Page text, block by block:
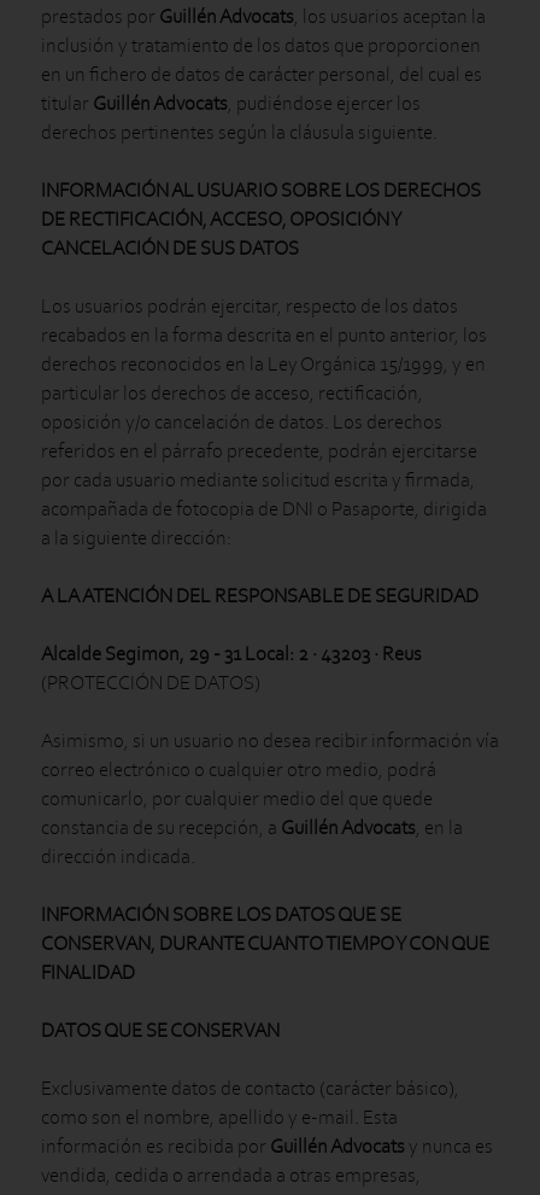
prestados por Guillén Advocats , los usuarios aceptan la
inclusión y tratamiento de los datos que proporcionen
en un fichero de datos de carácter personal, del cual es
titular Guillén Advocats , pudiéndose ejercer los
derechos pertinentes según la cláusula siguiente.
INFORMACIÓN AL USUARIO SOBRE LOS DERECHOS
DE RECTIFICACIÓN, ACCESO, OPOSICIÓN Y
CANCELACIÓN DE SUS DATOS
Los usuarios podrán ejercitar, respecto de los datos
recabados en la forma descrita en el punto anterior, los
derechos reconocidos en la Ley Orgánica 15/1999, y en
particular los derechos de acceso, rectificación,
oposición y/o cancelación de datos. Los derechos
referidos en el párrafo precedente, podrán ejercitarse
por cada usuario mediante solicitud escrita y firmada,
acompañada de fotocopia de DNI o Pasaporte, dirigida
a la siguiente dirección:
A LA ATENCIÓN DEL RESPONSABLE DE SEGURIDAD
Alcalde Segimon, 29 - 31 Local: 2 · 43203 · Reus
(PROTECCIÓN DE DATOS)
Asimismo, si un usuario no desea recibir información vía
correo electrónico o cualquier otro medio, podrá
comunicarlo, por cualquier medio del que quede
constancia de su recepción, a Guillén Advocats , en la
dirección indicada.
INFORMACIÓN SOBRE LOS DATOS QUE SE
CONSERVAN, DURANTE CUANTO TIEMPO Y CON QUE
FINALIDAD
DATOS QUE SE CONSERVAN
Exclusivamente datos de contacto (carácter básico),
como son el nombre, apellido y e-mail. Esta
información es recibida por Guillén Advocats y nunca es
vendida, cedida o arrendada a otras empresas,